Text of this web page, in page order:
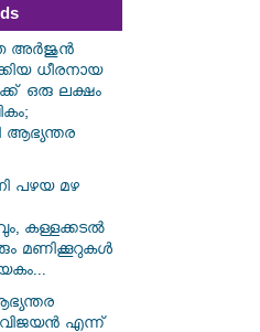
അർജുൻ
ധീരനായ
ഒരു ലക്ഷം
ആഭ്യന്തര
പഴയ മഴ
കള്ളക്കടൽ
മണിക്കൂറുകൾ
വിജയൻ എന്ന്